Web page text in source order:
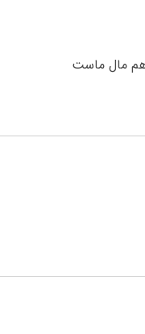
مال ماست